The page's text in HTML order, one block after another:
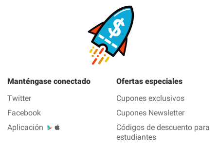
Manténgase conectado
Twitter
Facebook
Aplicación
Ofertas especiales
Cupones exclusivos
Cupones Newsletter
Códigos de descuento para
estudiantes